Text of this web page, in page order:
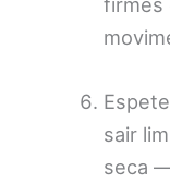
sair
seca